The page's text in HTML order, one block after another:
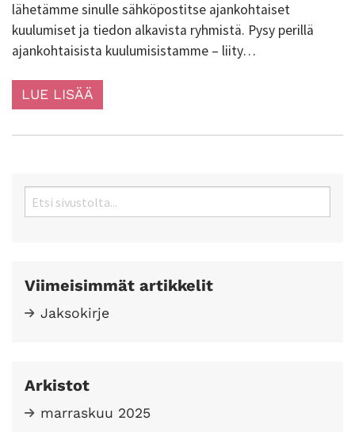
lähetämme sinulle sähköpostitse ajankohtaiset
kuulumiset ja tiedon alkavista ryhmistä. Pysy perillä
ajankohtaisista kuulumisistamme – liity…
LUE LISÄÄ
Etsi:
Viimeisimmät artikkelit
Jaksokirje
Arkistot
marraskuu 2025